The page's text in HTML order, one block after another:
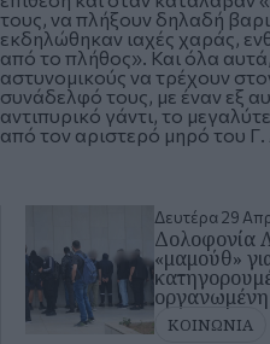
τους, να πλήξουν δηλαδή
εκδηλώθηκαν ιαχές χαράς,
από το πλήθος». Και όλα
αστυνομικούς να τρέχουν
συνάδελφό τους, με έναν εξ
αντιπυρικό γάντι, το
από τον αριστερό μηρό του Γ.
Δευτέρα 29
Δολοφονία
«μαμούθ»
οργανωμένη
ΚΟΙΝΩΝΙΑ